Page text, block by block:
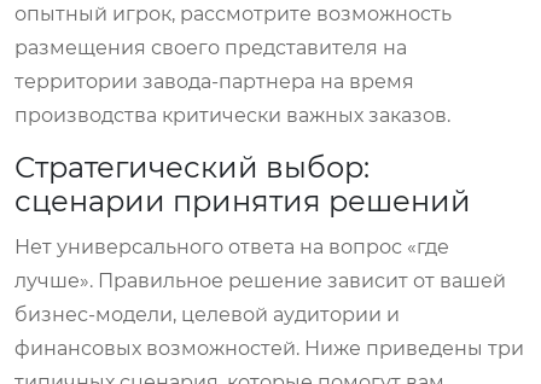
опытный игрок, рассмотрите возможность
размещения своего представителя на
территории завода-партнера на время
производства критически важных заказов.
Стратегический выбор:
сценарии принятия решений
Нет универсального ответа на вопрос «где
лучше». Правильное решение зависит от вашей
бизнес-модели, целевой аудитории и
финансовых возможностей. Ниже приведены три